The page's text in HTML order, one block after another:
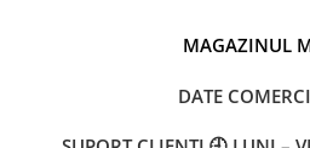
MAGAZINUL
DATE